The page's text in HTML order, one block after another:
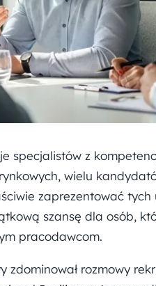
specjalistów z
wielu
zaprezentować tych
szansę dla osób,
pracodawcom.
zdominował rozmowy